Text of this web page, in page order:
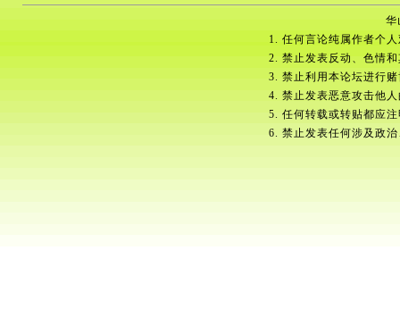
华
1. 任何言论纯属作者个
2. 禁止发表反动、色情
3. 禁止利用本论坛进行
4. 禁止发表恶意攻击他
5. 任何转载或转贴都应
6. 禁止发表任何涉及政